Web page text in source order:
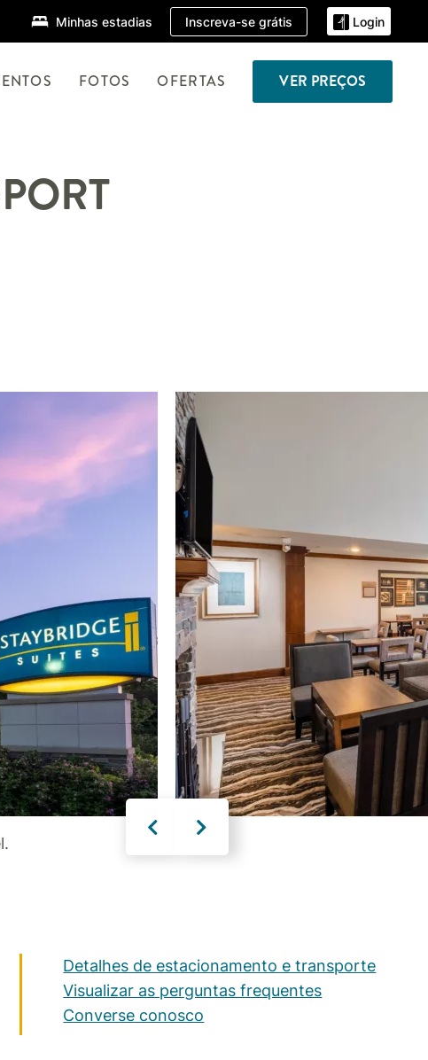
Minhas estadias Inscreva-se grátis Login
FOTOS OFERTAS VER PREÇOS
Detalhes de estacionamento e transporte
Visualizar as perguntas frequentes
Converse conosco